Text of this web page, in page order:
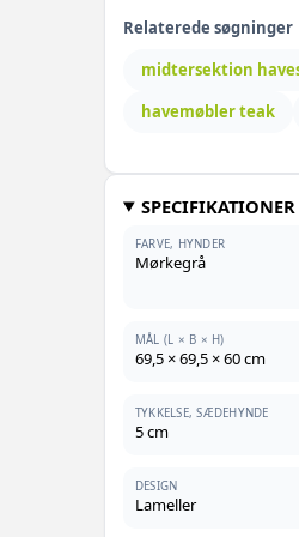
Relaterede søgninger
midtersektion
havemøbler teak
SPECIFIKATIONER
FARVE, HYNDER
Mørkegrå
MÅL (L × B × H)
69,5 × 69,5 × 60 cm
TYKKELSE, SÆDEHYNDE
5 cm
DESIGN
Lameller